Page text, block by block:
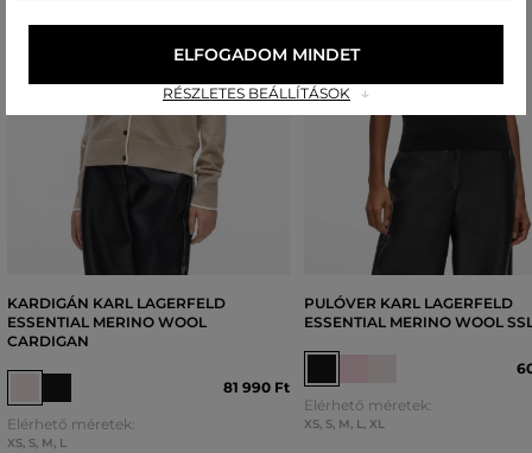
KARDIGÁN KARL LAGERFELD
ESSENTIAL MERINO WOOL
CARDIGAN
81 990 Ft
Elérhető méretek:
XS, S, M, L
PULÓVER KARL LAGERFELD
ESSENTIAL MERINO WOOL
Elérhető méretek:
XS, S, M, L, XL
RÉSZLETES BEÁLLÍTÁSOK
ELFOGADOM MINDET